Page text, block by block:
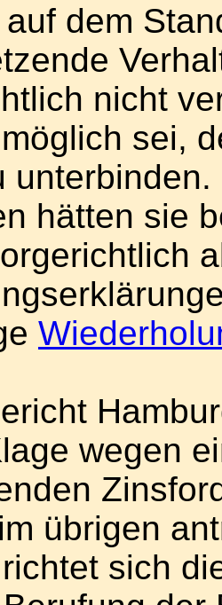
dem
nicht
sei,
hätten sie
wegen
übrigen
sich